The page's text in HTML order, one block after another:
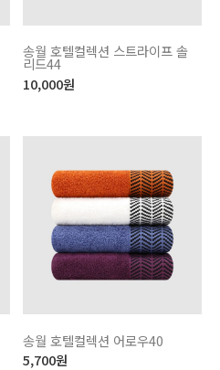
송월 호텔컬렉션 스트라이프 솔
리드44
10,000원
송월 호텔컬렉션 어로우40
5,700원